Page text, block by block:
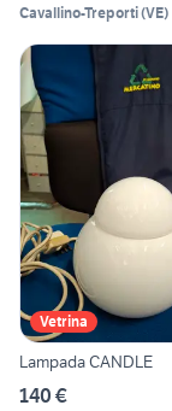
Cavallino-Treporti(VE)
Vetrina
Lampada CANDLE
140 €